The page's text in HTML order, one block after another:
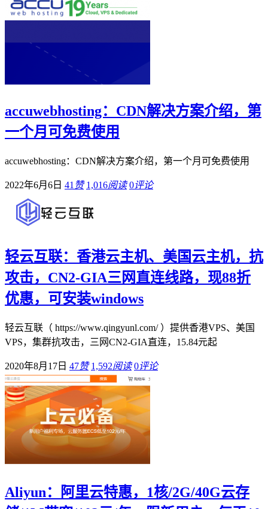
accuwebhosting：CDN解决方案介绍，第
一个月可免费使用
accuwebhosting：CDN解决方案介绍，第一个月可免费使用
2022年6月6日 41 赞 1,016阅读 0评论
轻云互联：香港云主机、美国云主机，抗
攻击，CN2-GIA三网直连线路，现88折
优惠，可安装windows
轻云互联（ https://www.qingyunl.com/ ）提供香港VPS、美国
VPS，集群抗攻击，三网CN2-GIA直连，15.84元起
2020年8月17日 47赞 1,592阅读 0评论
Aliyun：阿里云特惠，1核/2G/40G云存